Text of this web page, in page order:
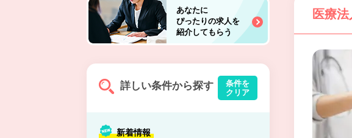
医療
あなたに
ぴったりの求人を
紹介してもらう
詳しい条件から探す
条件を
クリア
新着情報